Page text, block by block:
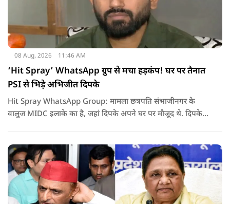
08 Aug, 2026 11:46 AM
‘Hit Spray’ WhatsApp ग्रुप से मचा हड़कंप! घर पर तैनात
PSI से भिड़े अभिजीत दिपके
Hit Spray WhatsApp Group: मामला छत्रपति संभाजीनगर के
वालुज MIDC इलाके का है, जहां दिपके अपने घर पर मौजूद थे. दिपके
को लेकर दिपके की पुलिस अधिकारी से तीखी बहस हो गई.